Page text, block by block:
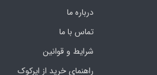
درباره ما
تماس با ما
شرایط و قوانین
راهنمای خرید از ایرکوک